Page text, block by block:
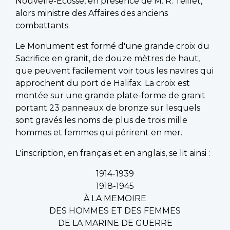
alors ministre des Affaires des anciens
combattants.
Le Monument est formé d'une grande croix du
Sacrifice en granit, de douze mètres de haut,
que peuvent facilement voir tous les navires qui
approchent du port de Halifax. La croix est
montée sur une grande plate-forme de granit
portant 23 panneaux de bronze sur lesquels
sont gravés les noms de plus de trois mille
hommes et femmes qui périrent en mer.
L'inscription, en français et en anglais, se lit ainsi :
1914-1939
1918-1945
À LA MEMOIRE
DES HOMMES ET DES FEMMES
DE LA MARINE DE GUERRE